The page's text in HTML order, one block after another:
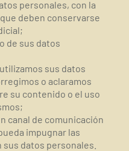
personales, con la
deben conservarse
de sus datos
sus datos
o aclaramos
su contenido o el uso
canal de comunicación
impugnar las
datos personales.